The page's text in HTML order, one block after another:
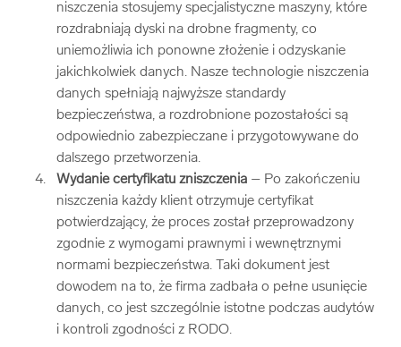
niszczenia stosujemy specjalistyczne maszyny, które
rozdrabniają dyski na drobne fragmenty, co
uniemożliwia ich ponowne złożenie i odzyskanie
jakichkolwiek danych. Nasze technologie niszczenia
danych spełniają najwyższe standardy
bezpieczeństwa, a rozdrobnione pozostałości są
odpowiednio zabezpieczane i przygotowywane do
dalszego przetworzenia.
Wydanie certyfikatu zniszczenia – Po zakończeniu
niszczenia każdy klient otrzymuje certyfikat
potwierdzający, że proces został przeprowadzony
zgodnie z wymogami prawnymi i wewnętrznymi
normami bezpieczeństwa. Taki dokument jest
dowodem na to, że firma zadbała o pełne usunięcie
danych, co jest szczególnie istotne podczas audytów
i kontroli zgodności z RODO.